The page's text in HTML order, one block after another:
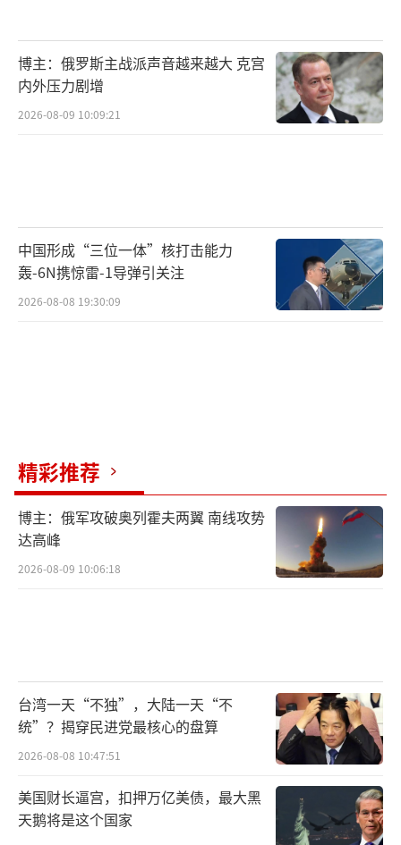
博主：俄罗斯主战派声音越来越大 克宫
内外压力剧增
2026-08-09 10:09:21
中国形成“三位一体”核打击能力
轰-6N携惊雷-1导弹引关注
2026-08-08 19:30:09
精彩推荐
博主：俄军攻破奥列霍夫两翼 南线攻势
达高峰
2026-08-09 10:06:18
台湾一天“不独”，大陆一天“不
统”？揭穿民进党最核心的盘算
2026-08-08 10:47:51
美国财长逼宫，扣押万亿美债，最大黑
天鹅将是这个国家